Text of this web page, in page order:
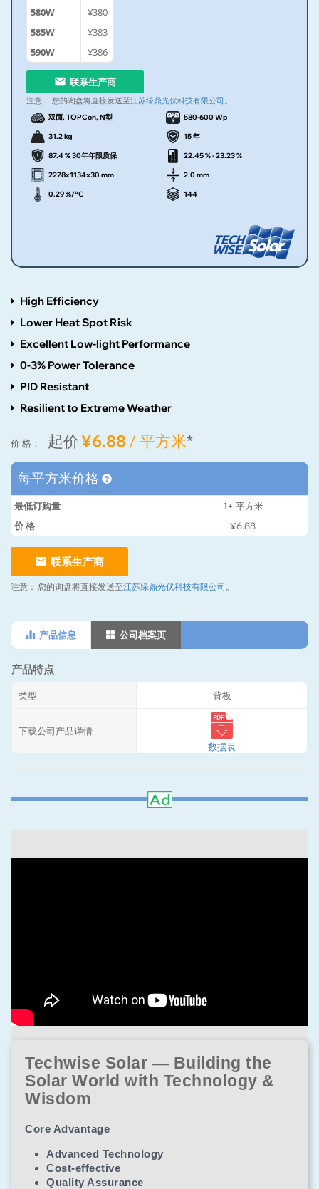
580W
¥380
585W
¥383
590W
¥386
联系生产商
注意： 您的询盘将直接发送至江苏绿鼎光伏科技有限公司 。
双面, TOPCon, N型 580-600 Wp
31.2 kg 15 年
87.4 % 30年年限质保 22.45 % - 23.23 %
2278x1134x30 mm 2.0 mm
0.29 %/°C 144
High Efficiency
Lower Heat Spot Risk
Excellent Low-light Performance
0-3% Power Tolerance
PID Resistant
Resilient to Extreme Weather
价 格： 起价¥6.88/ 平方米*
每平方米价格
最低订购量 1+ 平方米
价 格
¥6.88
联系生产商
注意： 您的询盘将直接发送至江苏绿鼎光伏科技有限公司 。
产品信息 公司档案页
产品特点
类型 背板
下载公司产品详情
数据表
Techwise Solar — Building the
Solar World with Technology &
Wisdom
Core Advantage
Advanced Technology
Cost-effective
Quality Assurance